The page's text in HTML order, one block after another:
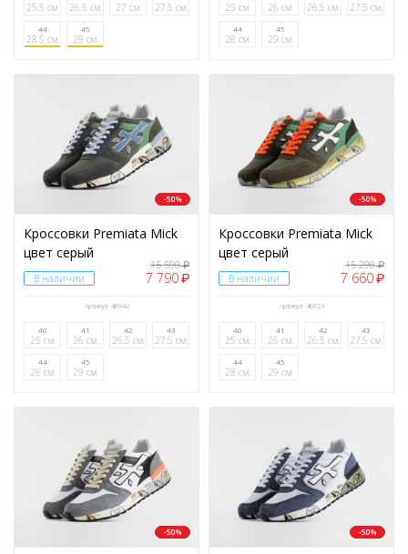
25.5 см. 26.5 см. 27 см. 27.5 см.
44
28.5 см.
45
29 см.
25 см. 26 см. 26.5 см. 27.5 см.
44
28 см.
45
29 см.
-50%
Кроссовки Premiata Mick
цвет серый
В наличии
15 590₽
7 790₽
Артикул: 46942
40
25 см.
41
26 см.
42
26.5 см.
43
27.5 см.
44
28 см.
45
29 см.
-50%
Кроссовки Premiata Mick
цвет серый
В наличии
15 290₽
7 660₽
Артикул: 46923
40
25 см.
41
26 см.
42
26.5 см.
43
27.5 см.
44
28 см.
45
29 см.
-50% -50%